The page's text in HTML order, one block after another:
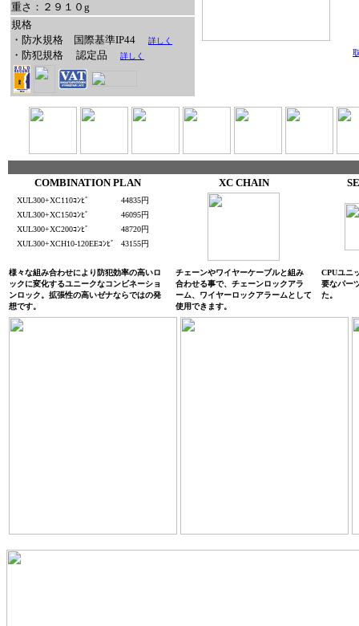
重さ：２９１０g
規格
・防水規格 国際基準IP44
詳しく
・防犯規格 認定品 詳しく
COMBINATION PLAN XC CHAIN
XUL300+XC110ｺﾝﾋﾞ
44835円
XUL300+XC150ｺﾝﾋﾞ
46095円
XUL300+XC200ｺﾝﾋﾞ
48720円
XUL300+XCH10-120EEｺﾝﾋﾞ
43155円
様々な組み合わせにより防犯効率の高いロ
ックに変化するユニークなコンビネーショ
ンロック。拡張性の高いゼナならではの発
想です。
チェーンやワイヤーケーブルと組み
合わせる事で、チェーンロックアラ
ーム、ワイヤーロックアラームとして
使用できます。
CPUユニ
要なパー
た。